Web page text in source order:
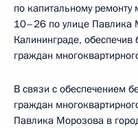
по капитальному
10–26 по улице Павлика
Калининграде,
граждан
В связи с обеспечением
граждан
Павлика Морозова в